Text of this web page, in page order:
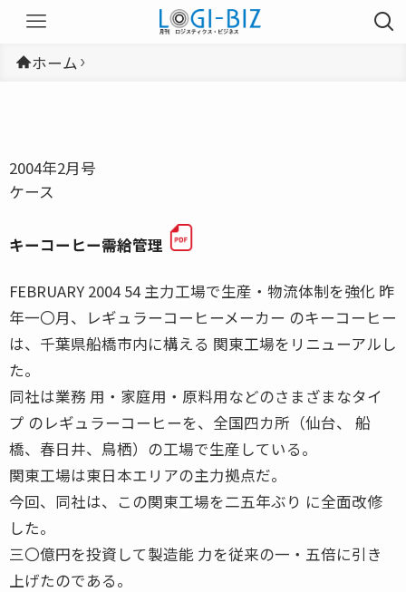
ホーム
2004年2月号
ケース
キーコーヒー――需給管理
FEBRUARY 2004 54 主力工場で生産・物流体制を強化 昨
年一〇月、レギュラーコーヒーメーカー のキーコーヒー
は、千葉県船橋市内に構える 関東工場をリニューアルし
た。
同社は業務 用・家庭用・原料用などのさまざまなタイ
プ のレギュラーコーヒーを、全国四カ所（仙台、 船
橋、春日井、鳥栖）の工場で生産している。
関東工場は東日本エリアの主力拠点だ。
今回、同社は、この関東工場を二五年ぶり に全面改修
した。
三〇億円を投資して製造能 力を従来の一・五倍に引き
上げたのである。